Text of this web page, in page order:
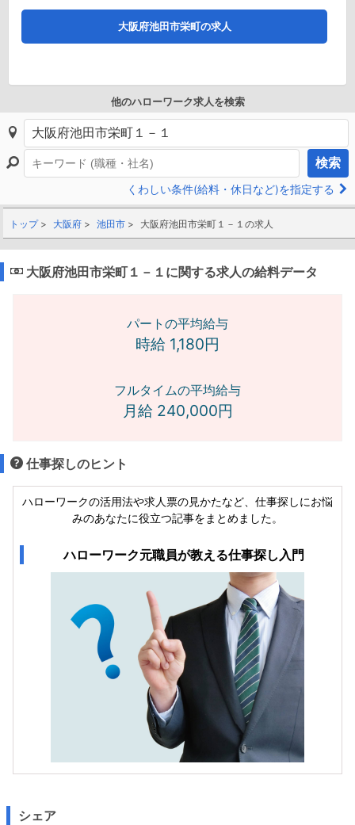
大阪府池田市栄町の求人
他のハローワーク求人を検索
検索
くわしい条件(給料・休日など)を指定する
トップ 大阪府 池田市 大阪府池田市栄町１－１の求人
大阪府池田市栄町１－１に関する求人の給料データ
パートの平均給与
時給 1,180円
フルタイムの平均給与
月給 240,000円
仕事探しのヒント
ハローワークの活用法や求人票の見かたなど、仕事探しにお悩
みのあなたに役立つ記事をまとめました。
ハローワーク元職員が教える仕事探し入門
シェア